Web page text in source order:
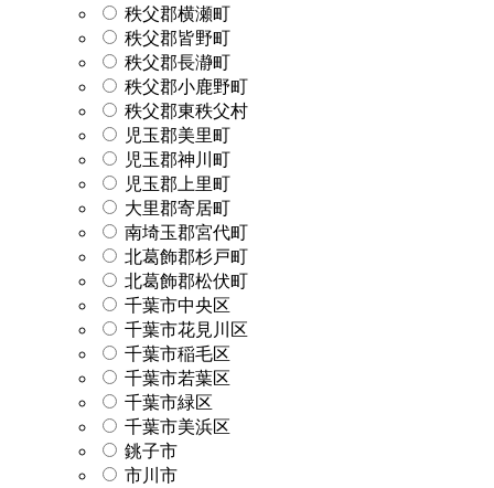
秩父郡横瀬町
秩父郡皆野町
秩父郡長瀞町
秩父郡小鹿野町
秩父郡東秩父村
児玉郡美里町
児玉郡神川町
児玉郡上里町
大里郡寄居町
南埼玉郡宮代町
北葛飾郡杉戸町
北葛飾郡松伏町
千葉市中央区
千葉市花見川区
千葉市稲毛区
千葉市若葉区
千葉市緑区
千葉市美浜区
銚子市
市川市